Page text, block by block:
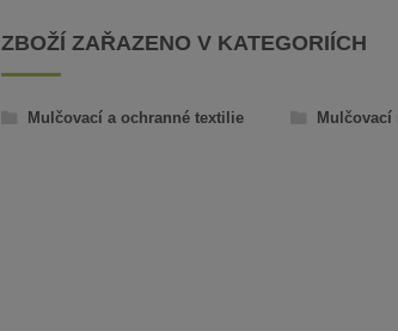
ZBOŽÍ ZAŘAZENO V KATEGORIÍCH
Mulčovací a ochranné textilie Mulčovací